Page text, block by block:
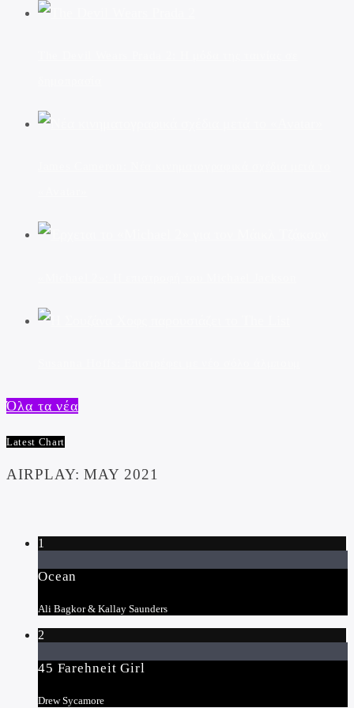
Όλα τα νέα
Latest Chart
AIRPLAY: MAY 2021
1
Ocean
Ali Bagkor & Kallay Saunders
2
45 Farehneit Girl
Drew Sycamore